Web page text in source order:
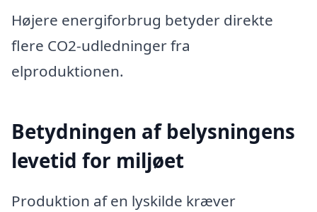
Højere energiforbrug betyder direkte
flere CO2-udledninger fra
elproduktionen.
Betydningen af belysningens
levetid for miljøet
Produktion af en lyskilde kræver